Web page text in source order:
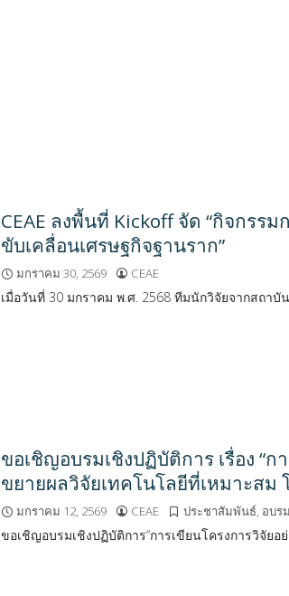
CEAE ลงพื้นที่ Kickoff จัด “กิจกรร
ขับเคลื่อนเศรษฐกิจฐานราก”
มกราคม 30, 2569 CEAE
เมื่อวันที่ 30 มกราคม พ.ศ. 2568 ทีมนักวิจัยจากสถาบั
ขอเชิญอบรมเชิงปฏิบัติการ เรื่อง “
ขยายผลวิจัยเทคโนโลยีที่เหมาะส
มกราคม 12, 2569 CEAE ประชาสัมพันธ์, อบร
ขอเชิญอบรมเชิงปฏิบัติการ“การเขียนโครงการวิจัยอ